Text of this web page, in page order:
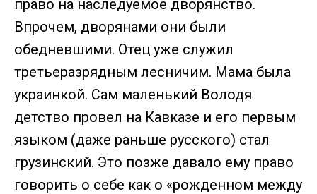
право на наследуемое дворянство.
Впрочем, дворянами они были
обедневшими. Отец уже служил
третьеразрядным лесничим. Мама была
украинкой. Сам маленький Володя
детство провел на Кавказе и его первым
языком (даже раньше русского) стал
грузинский. Это позже давало ему право
говорить о себе как о «рожденном между